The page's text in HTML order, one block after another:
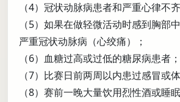
（4）冠状动脉病患者和严重心律不齐
（5）如果在做轻微活动时感到胸部
严重冠状动脉病（心绞痛）；
（6）血糖过高或过低的糖尿病患者；
（7）比赛日前两周以内患过感冒或
（8）赛前一晚大量饮用烈性酒或睡